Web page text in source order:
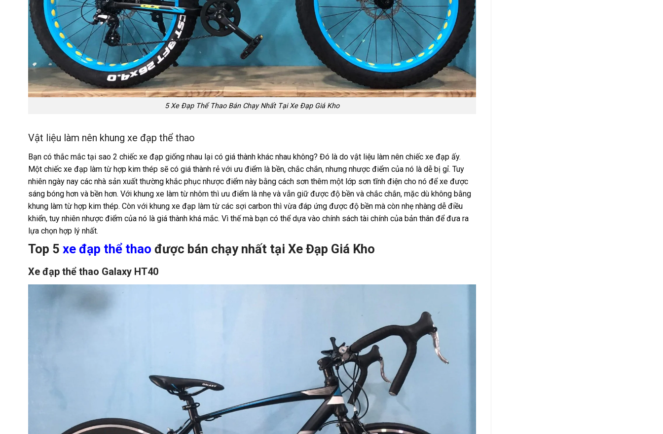
5 Xe Đạp Thể Thao Bán Chạy Nhất Tại Xe Đạp Giá Kho
Vật liệu làm nên khung xe đạp thể thao
Bạn có thắc mắc tại sao 2 chiếc xe đạp giống nhau lại có giá thành khác nhau không? Đó là do vật liệu làm nên chiếc xe đạp ấy.
Một chiếc xe đạp làm từ hợp kim thép sẽ có giá thành rẻ với ưu điểm là bền, chắc chắn, nhưng nhược điểm của nó là dễ bị gỉ. Tuy
nhiên ngày nay các nhà sản xuất thường khắc phục nhược điểm này bằng cách sơn thêm một lớp sơn tĩnh điện cho nó để xe được
sáng bóng hơn và bền hơn. Với khung xe làm từ nhôm thì ưu điểm là nhẹ và vẫn giữ được độ bền và chắc chắn, mặc dù không bằng
khung làm từ hợp kim thép. Còn với khung xe đạp làm từ các sợi carbon thì vừa đáp ứng được độ bền mà còn nhẹ nhàng dễ điều
khiển, tuy nhiên nhược điểm của nó là giá thành khá mắc. Vì thế mà bạn có thể dựa vào chính sách tài chính của bản thân để đưa ra
lựa chọn hợp lý nhất.
Top 5 xe đạp thể thao được bán chạy nhất tại Xe Đạp Giá Kho
Xe đạp thể thao Galaxy HT40